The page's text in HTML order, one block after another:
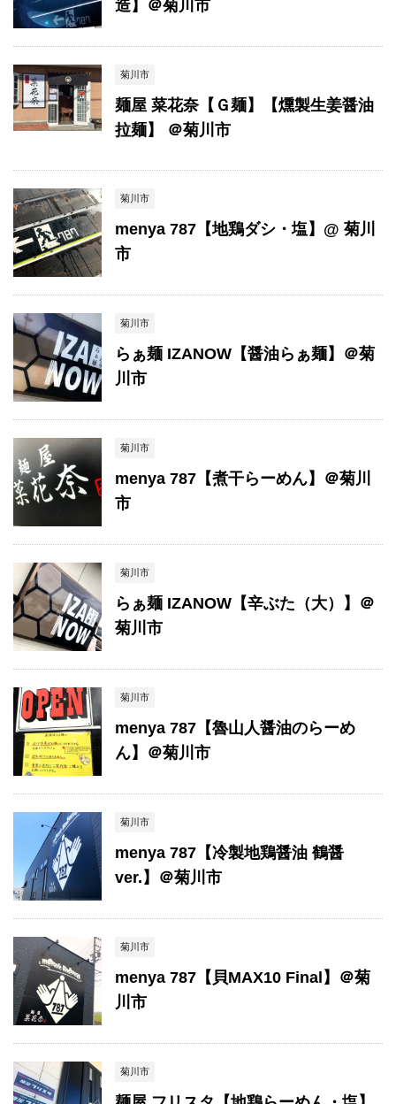
造】＠菊川市
菊川市
麺屋 菜花奈【Ｇ麺】【燻製生姜醤油
拉麺】 ＠菊川市
菊川市
menya 787【地鶏ダシ・塩】@ 菊川
市
菊川市
らぁ麺 IZANOW【醤油らぁ麺】＠菊
川市
菊川市
menya 787【煮干らーめん】＠菊川
市
菊川市
らぁ麺 IZANOW【辛ぶた（大）】＠
菊川市
菊川市
menya 787【魯山人醤油のらーめ
ん】＠菊川市
菊川市
menya 787【冷製地鶏醤油 鶴醤
ver.】＠菊川市
菊川市
menya 787【貝MAX10 Final】＠菊
川市
菊川市